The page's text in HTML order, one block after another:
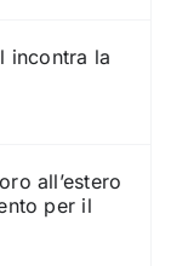
incontra la
all’estero
per il